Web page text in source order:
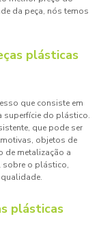
da peça, nós temos
plásticas
que consiste em
superfície do plástico.
que pode ser
objetos de
de metalização a
sobre o plástico,
plásticas